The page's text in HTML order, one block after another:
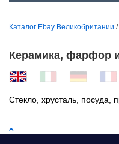
Каталог Ebay Великобритании
Керамика, фарфор
Стекло, хрусталь, посуда,